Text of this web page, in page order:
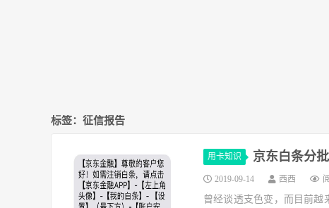
标签：征信报告
用卡知识 京东白条分
2019-09-14 西西
曾经谈透支色变，而目前越